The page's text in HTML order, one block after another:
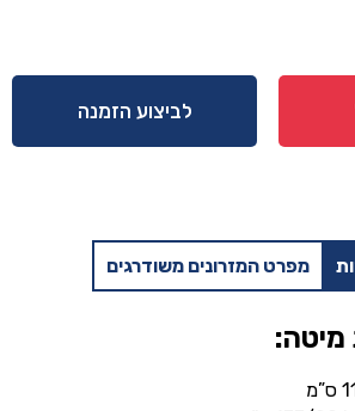
לביצוע הזמנה
מפרט המזרונים משודרגים
מיטה: